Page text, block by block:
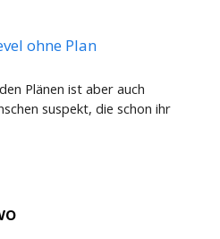
ohne Plan
Plänen ist aber auch
suspekt, die schon ihr